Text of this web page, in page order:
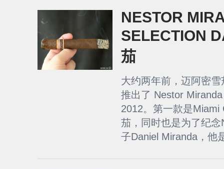
NESTOR
SELECTION
茄
大约两年前，迈阿密
推出了 Nestor
2012。第一款是
茄，同时也是为了纪
子Daniel Miranda，他